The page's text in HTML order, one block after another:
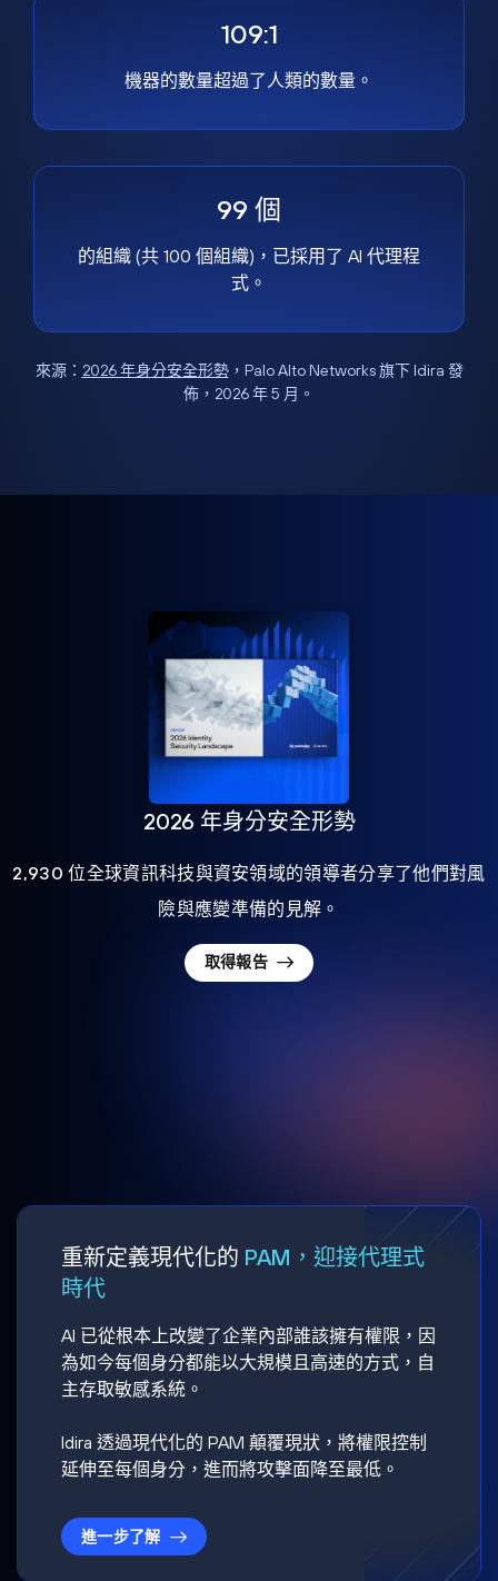
109:1
機器的數量超過了人類的數量。
99 個
的組織 (共 100 個組織)，已採用了 AI 代理程
式。
來源： 2026 年身分安全形勢，Palo Alto Networks 旗下 Idira 發
佈，2026 年 5 月。
2026 年身分安全形勢
2,930 位全球資訊科技與資安領域的領導者分享了他們對風
險與應變準備的見解。
取得報告
重新定義現代化的 PAM，迎接代理式
時代
AI 已從根本上改變了企業內部誰該擁有權限，因
為如今每個身分都能以大規模且高速的方式，自
主存取敏感系統。
Idira 透過現代化的 PAM 顛覆現狀，將權限控制
延伸至每個身分，進而將攻擊面降至最低。
進一步了解